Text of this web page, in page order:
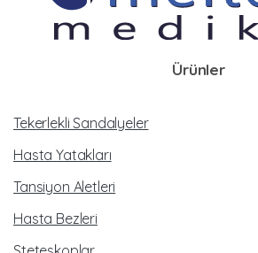
Ürünler
Tekerlekli Sandalyeler
Hasta Yatakları
Tansiyon Aletleri
Hasta Bezleri